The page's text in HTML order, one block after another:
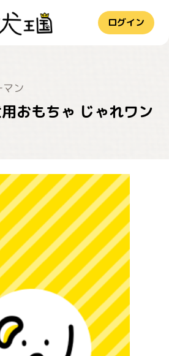
ログイン
マン
おもちゃ じゃれワン